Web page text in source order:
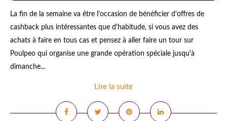
La fin de la semaine va être l'occasion de bénéficier d'offres de
cashback plus intéressantes que d'habitude, si vous avez des
achats à faire en tous cas et pensez à aller faire un tour sur
Poulpeo qui organise une grande opération spéciale jusqu'à
dimanche...
Lire la suite